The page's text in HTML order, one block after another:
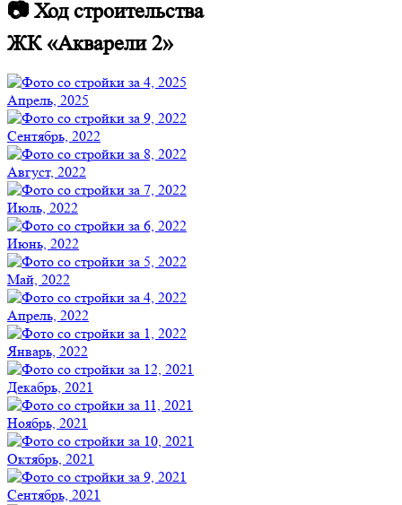
📷 Ход строительства
ЖК «Акварели 2»
Апрель, 2025
Сентябрь, 2022
Август, 2022
Июль, 2022
Июнь, 2022
Май, 2022
Апрель, 2022
Январь, 2022
Декабрь, 2021
Ноябрь, 2021
Октябрь, 2021
Сентябрь, 2021